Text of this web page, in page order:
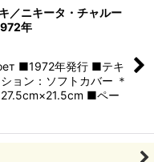
／ニキータ・チャルー
年
■1972年発行 ■テキ
ョン：ソフトカバー ＊
■ペー